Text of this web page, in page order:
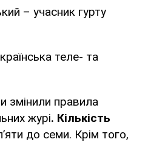
– учасник гурту
теле- та
змінили правила
журі. Кількість
до семи. Крім того,